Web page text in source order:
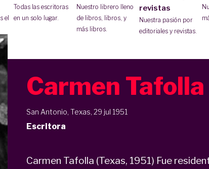
el
Todas las escritoras
en un solo lugar.
Nuestro librero lleno
de libros, libros, y
más libros.
revistas
Nuestra pasión por
editoriales y revistas.
Carmen Tafolla
San Antonio, Texas, 29 jul 1951
Escritora
Carmen Tafolla (Texas, 1951) Fue